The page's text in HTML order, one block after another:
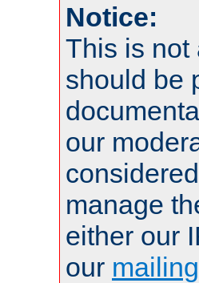
Notice:
This is not
should be
our
manage
either our
our